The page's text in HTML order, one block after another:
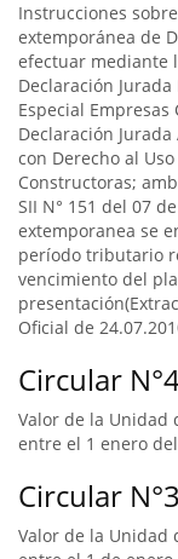
Instrucciones
extemporánea de
efectuar mediante
Declaración
Especial
Declaración
con Derecho al
Constructoras;
SII N° 151 del 07
extemporanea se
período tributario
vencimiento del
Oficial de
Circular
Valor de la Unidad
entre el 1 enero
Circular
Valor de la Unidad